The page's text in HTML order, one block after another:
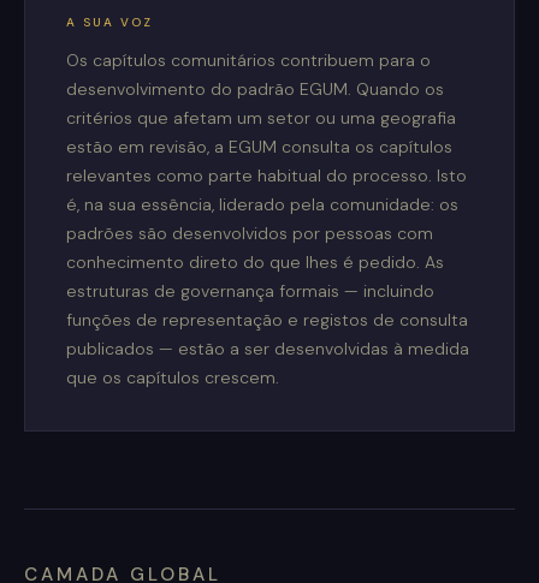
A SUA VOZ
Os capítulos comunitários contribuem para o
desenvolvimento do padrão EGUM. Quando os
critérios que afetam um setor ou uma geografia
estão em revisão, a EGUM consulta os capítulos
relevantes como parte habitual do processo. Isto
é, na sua essência, liderado pela comunidade: os
padrões são desenvolvidos por pessoas com
conhecimento direto do que lhes é pedido. As
estruturas de governança formais — incluindo
funções de representação e registos de consulta
publicados — estão a ser desenvolvidas à medida
que os capítulos crescem.
CAMADA GLOBAL